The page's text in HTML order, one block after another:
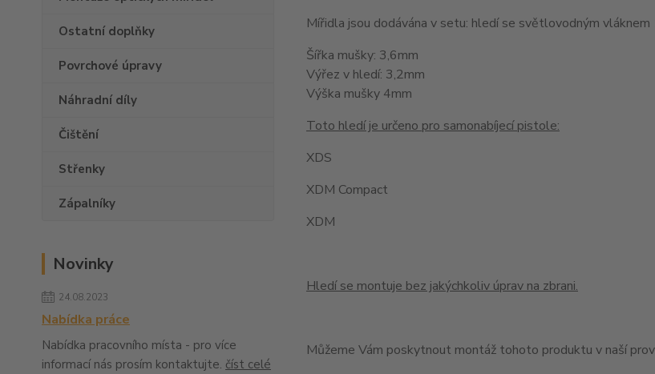
Ostatní doplňky
Povrchové úpravy
Náhradní díly
Čištění
Střenky
Zápalníky
Novinky
24.08.2023
Nabídka práce
Nabídka pracovního místa - pro více
informací nás prosím kontaktujte. číst celé
Mířidla jsou dodávána v setu: hledí se světlovodným
Šířka mušky: 3,6mm
Výřez v hledí: 3,2mm
Výška mušky 4mm
Toto hledí je určeno pro samonabíjecí pistole:
XDS
XDM Compact
XDM
Hledí se montuje bez jakýchkoliv úprav na zbrani.
Můžeme Vám poskytnout montáž tohoto produktu v naší